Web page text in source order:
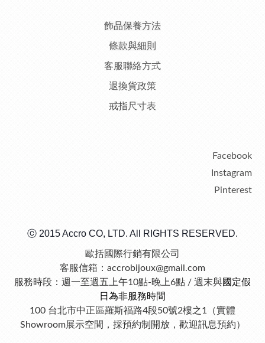
飾品保養方法
條款與細則
客服聯絡方式
退換貨政策
戒指尺寸表
Facebook
Instagram
Pinterest
ⓒ 2015 Accro CO, LTD. All RIGHTS RESERVED.
歐括國際行銷有限公司
客服信箱：accrobijoux@gmail.com
服務時段：週一至週五上午10點-晚上6點 / 週末與國定假
日為非服務時間
100 台北市中正區羅斯福路4段50號2樓之1（實體
Showroom展示空間，採預約制開放，歡迎訊息預約）